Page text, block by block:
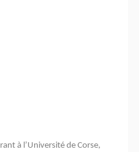
à l’Université de Corse,